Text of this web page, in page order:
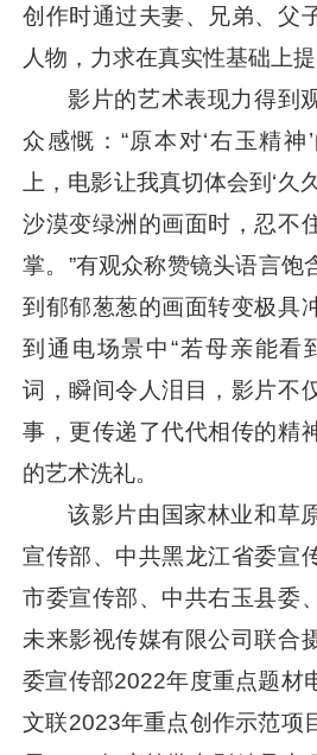
创作时通过夫妻、兄弟、父
人物，力求在真实性基础上
影片的艺术表现力得到
众感慨：“原本对‘右玉精神
上，电影让我真切体会到‘久
沙漠变绿洲的画面时，忍不
掌。”有观众称赞镜头语言饱
到郁郁葱葱的画面转变极具
到通电场景中“若母亲能看
词，瞬间令人泪目，影片不
事，更传递了代代相传的精
的艺术洗礼。
该影片由国家林业和草
宣传部、中共黑龙江省委宣
市委宣传部、中共右玉县委
未来影视传媒有限公司联合
委宣传部2022年度重点题材
文联2023年重点创作示范项